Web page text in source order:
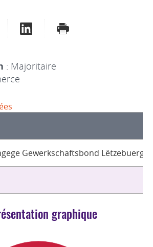
FACEBOOK
PARTAGER SUR TWITTER
PARTAGER SUR LINKEDIN
IMPRIMER
: Majoritaire
Gewerkschaftsbond
graphique